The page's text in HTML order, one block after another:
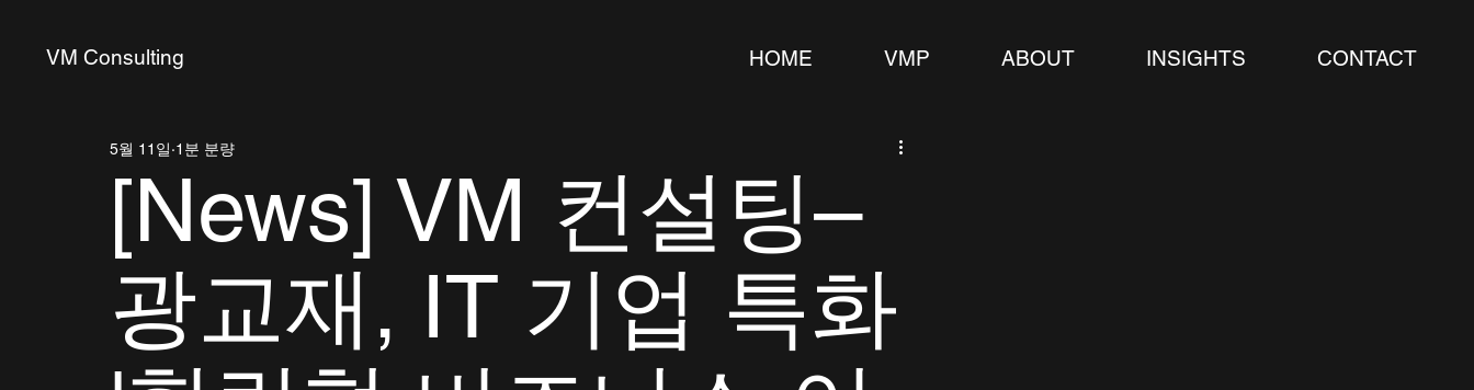
VM Consulting HOME VMP ABOUT INSIGHTS CONTACT
[News] VM 컨설팅–
광교재, IT 기업 특화
5월 11일 1분 분량